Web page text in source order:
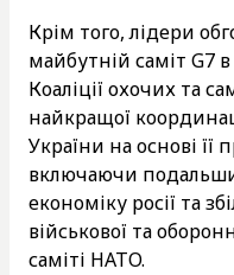
Крім того, лідери
майбутній саміт G7
Коаліції охочих та
найкращої
України на основі її
включаючи
економіку росії та
військової та
саміті НАТО.